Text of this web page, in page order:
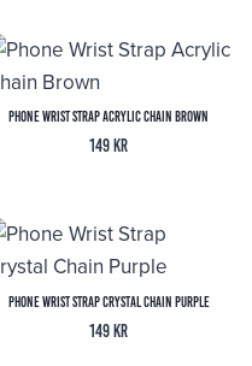
Phone Wrist Strap Acrylic Chain Brown
149 kr
Phone Wrist Strap Crystal Chain Purple
149 kr